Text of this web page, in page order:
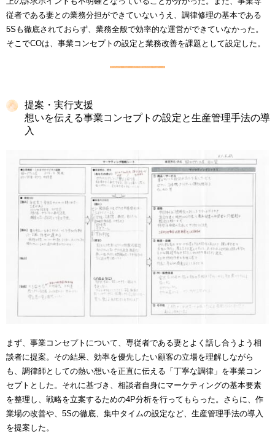
従者である妻との業務分担ができていないうえ、調律修理の基本である
5Sも徹底されておらず、業務全般で効率的な運営ができていなかった。
そこでCOは、事業コンセプトの設定と業務改善を課題として設定した。
提案・実行支援
想いを伝える事業コンセプトの設定と生産管理手法の導
入
まず、事業コンセプトについて、専従者である妻とよく話し合うよう相
談者に提案。その結果、効率を優先したい顧客の立場を理解しながら
も、調律師としての熱い想いを正直に伝える「丁寧な調律」を事業コン
セプトとした。それに基づき、相談者自身にマーケティングの基本要素
を整理し、戦略を立案するための4P分析を行ってもらった。さらに、作
業場の改善や、5Sの徹底、集中タイムの設定など、生産管理手法の導入
を提案した。